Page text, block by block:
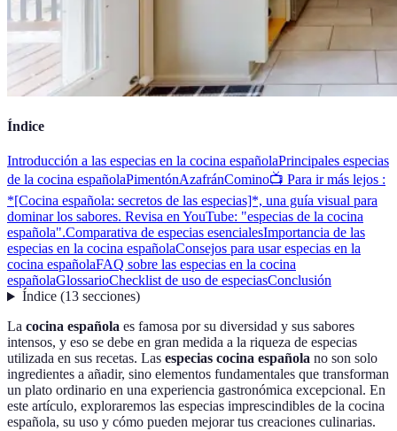
Índice
Introducción a las especias en la cocina españolaPrincipales especias
de la cocina españolaPimentónAzafránComino📺 Para ir más lejos :
*[Cocina española: secretos de las especias]*, una guía visual para
dominar los sabores. Revisa en YouTube: "especias de la cocina
española".Comparativa de especias esencialesImportancia de las
especias en la cocina españolaConsejos para usar especias en la
cocina españolaFAQ sobre las especias en la cocina
españolaGlossarioChecklist de uso de especiasConclusión
Índice(13 secciones)
La cocina española es famosa por su diversidad y sus sabores
intensos, y eso se debe en gran medida a la riqueza de especias
utilizada en sus recetas. Las especias cocina española no son solo
ingredientes a añadir, sino elementos fundamentales que transforman
un plato ordinario en una experiencia gastronómica excepcional. En
este artículo, exploraremos las especias imprescindibles de la cocina
española, su uso y cómo pueden mejorar tus creaciones culinarias.